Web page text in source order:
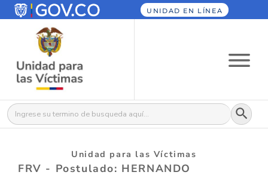
UNIDAD EN LÍNEA
Buscar: Botón
Unidad para las Víctimas
FRV - Postulado: HERNANDO